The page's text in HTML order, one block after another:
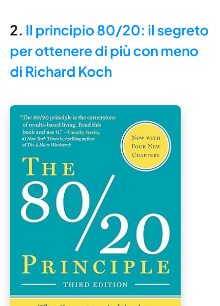
2. Il principio 80/20: il segreto
per ottenere di più con meno
di Richard Koch